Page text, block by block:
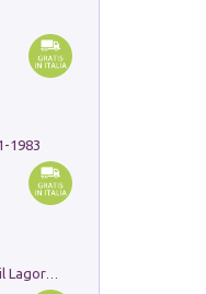
1983